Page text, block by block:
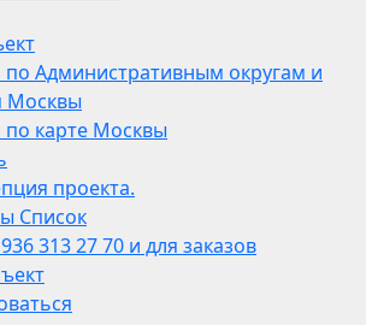
Административным округам и
Москвы
карте Москвы
проекта.
Список
313 27 70 и для заказов